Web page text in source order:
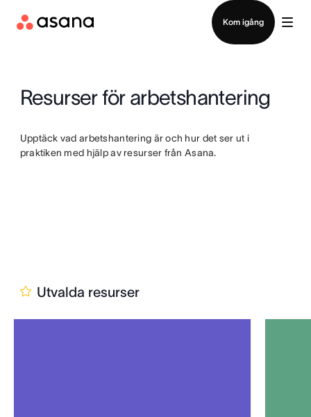
Kom igång
Resurser för arbetshantering
Upptäck vad arbetshantering är och hur det ser ut i
praktiken med hjälp av resurser från Asana.
Utvalda resurser